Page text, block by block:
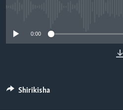
0:00
Shirikisha